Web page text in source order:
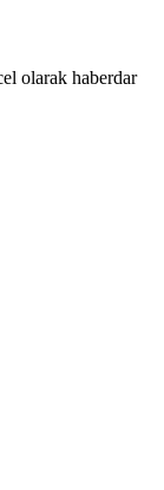
olarak haberdar